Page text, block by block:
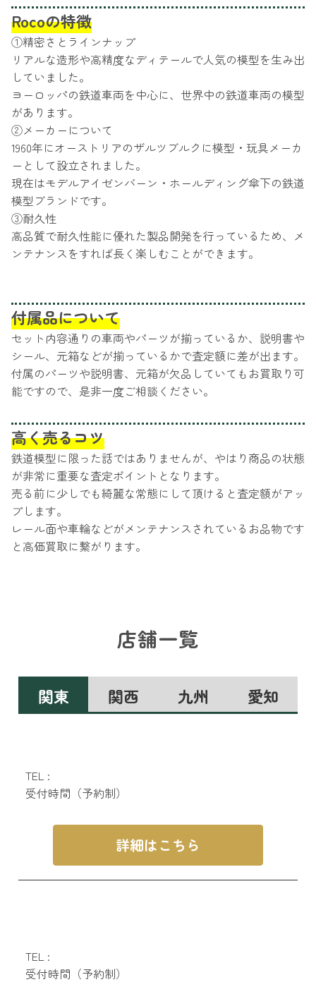
Rocoの特徴
①精密さとラインナップ
リアルな造形や高精度なディテールで人気の模型を生み出
していました。
ヨーロッパの鉄道車両を中心に、世界中の鉄道車両の模型
があります。
②メーカーについて
1960年にオーストリアのザルツブルクに模型・玩具メーカ
ーとして設立されました。
現在はモデルアイゼンバーン・ホールディング傘下の鉄道
模型ブランドです。
③耐久性
高品質で耐久性能に優れた製品開発を行っているため、メ
ンテナンスをすれば長く楽しむことができます。
付属品について
セット内容通りの車両やパーツが揃っているか、説明書や
シール、元箱などが揃っているかで査定額に差が出ます。
付属のパーツや説明書、元箱が欠品していてもお買取り可
能ですので、是非一度ご相談ください。
高く売るコツ
鉄道模型に限った話ではありませんが、やはり商品の状態
が非常に重要な査定ポイントとなります。
売る前に少しでも綺麗な常態にして頂けると査定額がアッ
プします。
レール面や車輪などがメンテナンスされているお品物です
と高価買取に繋がります。
店舗一覧
関東 関西 九州 愛知
TEL :
受付時間（予約制）
詳細はこちら
TEL :
受付時間（予約制）